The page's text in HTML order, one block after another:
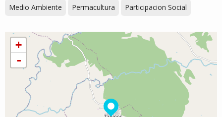
Medio Ambiente Permacultura Participacion Social
+
-